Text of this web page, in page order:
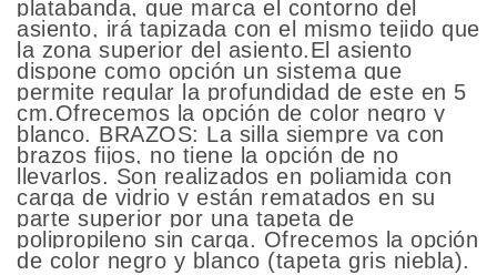
platabanda, que marca el contorno del
asiento, irá tapizada con el mismo tejido que
la zona superior del asiento.El asiento
dispone como opción un sistema que
permite regular la profundidad de este en 5
cm.Ofrecemos la opción de color negro y
blanco. BRAZOS: La silla siempre va con
brazos fijos, no tiene la opción de no
llevarlos. Son realizados en poliamida con
carga de vidrio y están rematados en su
parte superior por una tapeta de
polipropileno sin carga. Ofrecemos la opción
de color negro y blanco (tapeta gris niebla).